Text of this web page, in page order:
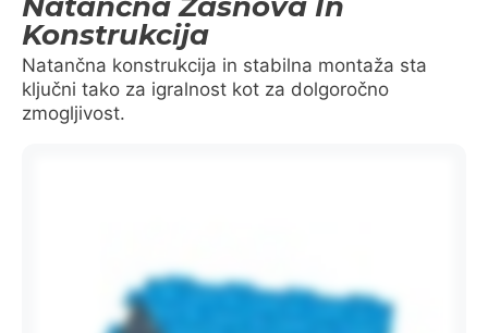
Konstrukcija
Natančna konstrukcija in stabilna montaža sta
ključni tako za igralnost kot za dolgoročno
zmogljivost.